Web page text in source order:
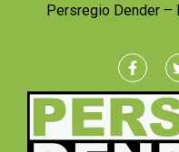
Persregio Dender –